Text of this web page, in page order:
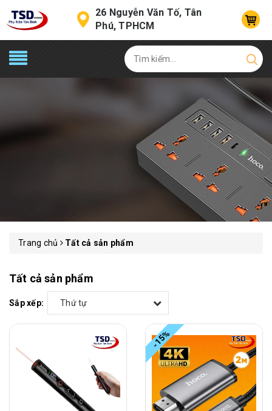
26 Nguyễn Văn Tố, Tân
Phú, TPHCM
Trang chủ Tất cả sản phẩm
Tất cả sản phẩm
Sắp xếp: Thứ tự
-15%